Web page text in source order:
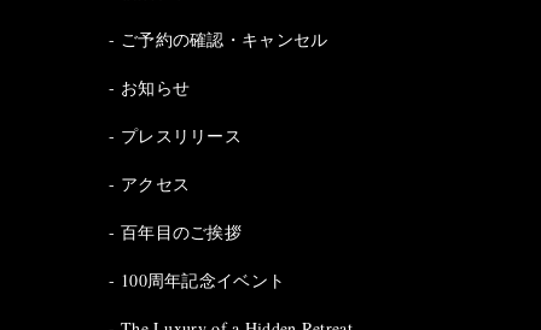
ご予約の確認・キャンセル
お知らせ
プレスリリース
アクセス
百年目のご挨拶
100周年記念イベント